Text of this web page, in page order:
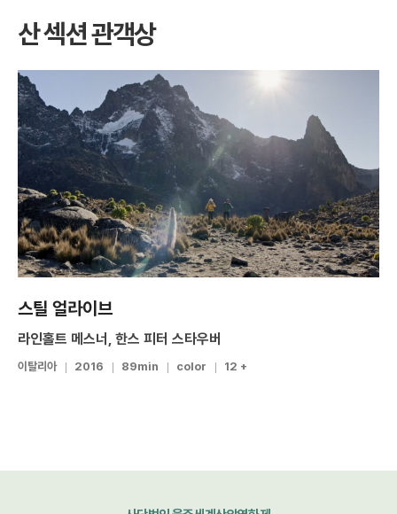
산 섹션 관객상
스틸 얼라이브
라인홀트 메스너, 한스 피터 스타우버
이탈리아 2016 89min color 12 +